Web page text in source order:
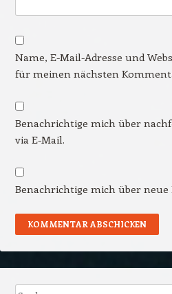
Name, E-Mail-Adresse und
für meinen nächsten
Benachrichtige mich über
via E-Mail.
Benachrichtige mich über neue